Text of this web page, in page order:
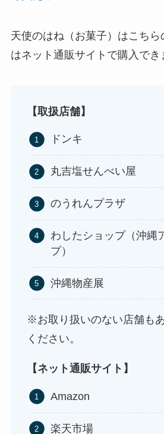
やニトリ？
アサイーの冷凍はどこに売っ
務スーパーで買え
食紅はどこで買える？ダイソ
天使のはね（お菓子）はこちら
はネット通販サイトで購入でき
【取扱店舗】
ドンキ
丸吉塩せんべい屋
のうれんプラザ
わしたショップ（沖縄
プ）
沖縄物産展
※お取り扱いのない店舗も
ください。
【ネット通販サイト】
Amazon
楽天市場